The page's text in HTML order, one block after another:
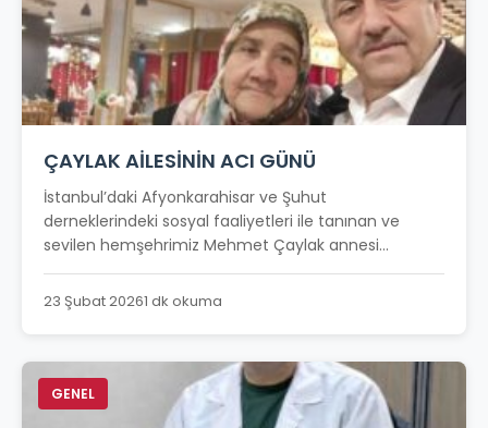
ÇAYLAK AİLESİNİN ACI GÜNÜ
İstanbul’daki Afyonkarahisar ve Şuhut
derneklerindeki sosyal faaliyetleri ile tanınan ve
sevilen hemşehrimiz Mehmet Çaylak annesi...
23 Şubat 20261 dk okuma
GENEL